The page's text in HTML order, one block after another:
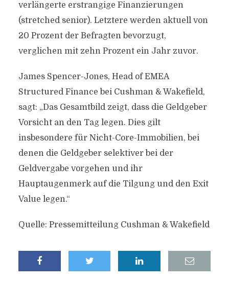
verlängerte erstrangige Finanzierungen
(stretched senior). Letztere werden aktuell von
20 Prozent der Befragten bevorzugt,
verglichen mit zehn Prozent ein Jahr zuvor.
James Spencer-Jones, Head of EMEA
Structured Finance bei Cushman & Wakefield,
sagt: „Das Gesamtbild zeigt, dass die Geldgeber
Vorsicht an den Tag legen. Dies gilt
insbesondere für Nicht-Core-Immobilien, bei
denen die Geldgeber selektiver bei der
Geldvergabe vorgehen und ihr
Hauptaugenmerk auf die Tilgung und den Exit
Value legen.“
Quelle: Pressemitteilung Cushman & Wakefield